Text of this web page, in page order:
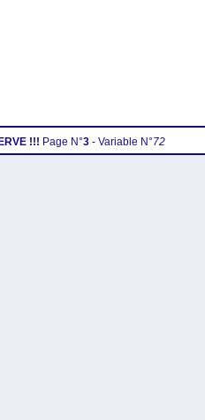
!!! Page N°3- Variable N°72